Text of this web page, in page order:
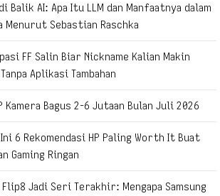
Balik AI: Apa Itu LLM dan Manfaatnya dalam
Menurut Sebastian Raschka
FF Salin Biar Nickname Kalian Makin
Aplikasi Tambahan
Kamera Bagus 2-6 Jutaan Bulan Juli 2026
6 Rekomendasi HP Paling Worth It Buat
Gaming Ringan
Flip8 Jadi Seri Terakhir: Mengapa Samsung